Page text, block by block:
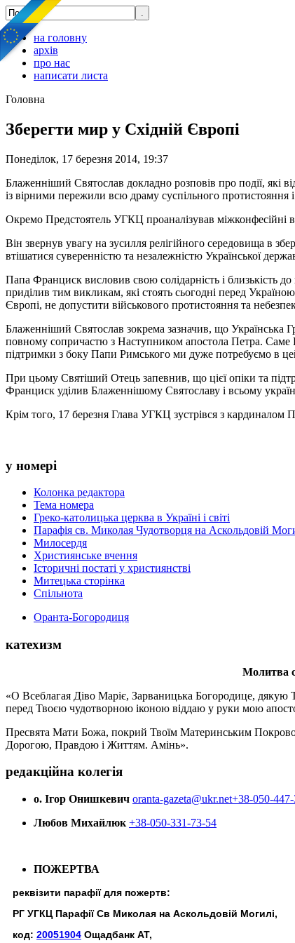
на головну
архів
про нас
написати листа
Головна
Зберегти мир у Східній Європі
Понеділок, 17 березня 2014, 19:37
Блаженніший Святослав докладно розповів про події, які
із вірними пережили всю драму суспільного
Окремо Предстоятель УГКЦ проаналізував міжконфесійні
Він звернув увагу на зусилля релігійного середовища в
втішатися суверенністю та незалежністю Української
Папа Франциск висловив свою солідарність і близькість
приділив тим викликам, які стоять сьогодні перед
Європі, не допустити військового протистояння та
Блаженніший Святослав зокрема зазначив, що Українська
повному сопричастю з Наступником апостола Петра. Саме
підтримки з боку Папи Римського ми дуже потребуємо в
При цьому Святіший Отець запевнив, що цієї опіки та
Франциск уділив Блаженнішому Святославу і всьому
Крім того, 17 березня Глава УГКЦ зустрівся з
у номері
Колонка редактора
Тема номера
Греко-католицька церква в Україні і світі
Парафія св. Миколая Чудотворця на Аскольдовій
Милосердя
Християнське вчення
Історичні постаті у християнстві
Митецька сторінка
Спільнота
Оранта-Богородиця
катехизм
Молитва
«О Всеблагая Діво Маріє, Зарваницька Богородице, дякую
перед Твоєю чудотворною іконою віддаю у руки мою
Пресвята Мати Божа, покрий Твоїм Материнським Покровом
Дорогою, Правдою і Життям. Амінь».
редакційна колегія
о. Ігор Онишкевич oranta-gazeta@ukr.net+38-050-
Любов Михайлюк +38-050-331-73-54
ПОЖЕРТВА
реквізити парафії для пожертв:
РГ УГКЦ Парафії Св Миколая на Аскольдовій Могилі,
код: 20051904 Ощадбанк АТ,